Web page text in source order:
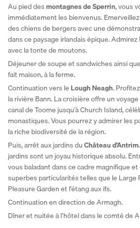
Au pied des montagnes de Sperrin, vous
immédiatement les bienvenus.
des chiens de bergers avec une
dans ce paysage irlandais épique. Admirez
avec la tonte de moutons.
Déjeuner de soupe et sandwiches ainsi
fait maison, à la ferme.
Continuation vers le Lough Neagh.
la rivière Bann. La croisière offre un
canal de Toome jusqu’à Church Island,
monastiques. Vous pourrez y admirer les
la riche biodiversité de la région.
Puis, arrêt aux jardins du Château d’Antrim
jardins sont un joyau historique absolu.
vous baladant dans ce cadre magnifique
superbes particularités telles que le Large
Pleasure Garden et l'étang aux ifs.
Continuation en direction de Armagh.
Dîner et nuitée à l’hôtel dans le comté de